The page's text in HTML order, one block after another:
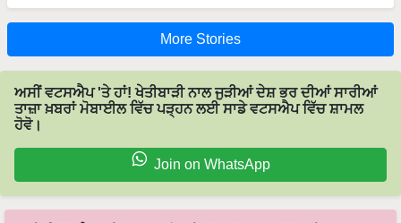
More Stories
ਅਸੀਂ ਵਟਸਐਪ 'ਤੇ ਹਾਂ! ਖੇਤੀਬਾੜੀ ਨਾਲ ਜੁੜੀਆਂ ਦੇਸ਼ ਭਰ ਦੀਆਂ ਸਾਰੀਆਂ
ਤਾਜ਼ਾ ਖ਼ਬਰਾਂ ਮੋਬਾਈਲ ਵਿੱਚ ਪੜ੍ਹਨ ਲਈ ਸਾਡੇ ਵਟਸਐਪ ਵਿੱਚ ਸ਼ਾਮਲ
ਹੋਵੋ।
Join on WhatsApp